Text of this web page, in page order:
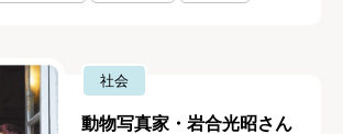
社会
動物写真家・岩合光昭さん